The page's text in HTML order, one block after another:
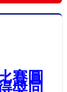
賽圓
奬同